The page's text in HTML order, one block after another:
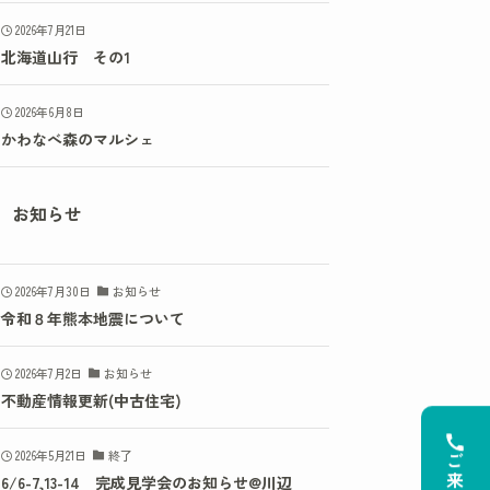
2026年7月21日
北海道山行 その1
2026年6月8日
かわなべ森のマルシェ
お知らせ
2026年7月30日 お知らせ
令和８年熊本地震について
2026年7月2日 お知らせ
不動産情報更新(中古住宅)
2026年5月21日 終了
6/6-7,13-14 完成見学会のお知らせ@川辺